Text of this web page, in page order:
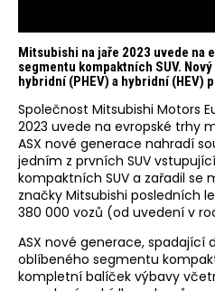
Mitsubishi na jaře 2023 uvede na
segmentu kompaktních SUV.
hybridní (PHEV) a hybridní (HEV)
Společnost Mitsubishi Motors
2023 uvede na evropské trhy
ASX nové generace nahradí
jedním z prvních SUV
kompaktních SUV a zařadil se
značky Mitsubishi posledních
380 000 vozů (od uvedení v
ASX nové generace, spadající
oblíbeného segmentu
kompletní balíček výbavy